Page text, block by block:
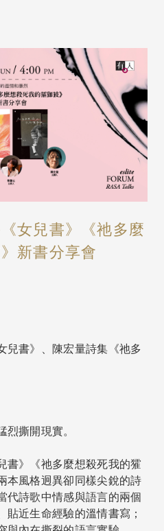
女兒書》《祂多麼
新書分享會
兒書》、陳宏量詩集《祂多
撕開現實。
書》《祂多麼想殺死我的㺢
本風格迥異卻同樣尖銳的詩
代詩歌中情感與語言的兩個
近生命經驗的溫情書寫；